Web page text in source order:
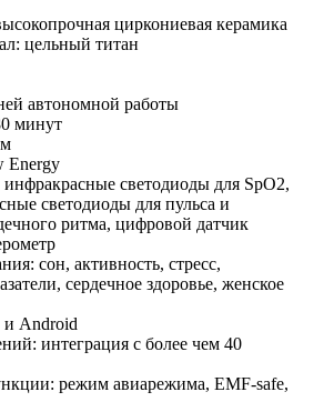
циркониевая керамика
цельный титан
автономной работы
минут
Energy
светодиоды для SpO2,
светодиоды для пульса и
ритма, цифровой датчик
сон, активность, стресс,
сердечное здоровье, женское
и Android
интеграция с более чем 40
режим авиарежима, EMF-safe,